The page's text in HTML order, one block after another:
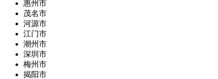
惠州市
茂名市
河源市
江门市
潮州市
深圳市
梅州市
揭阳市